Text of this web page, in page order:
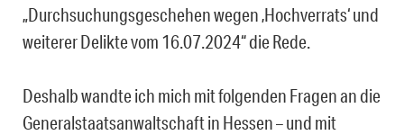
„Durchsuchungsgeschehen wegen ‚Hochverrats‘ und
weiterer Delikte vom 16.07.2024“ die Rede.
Deshalb wandte ich mich mit folgenden Fragen an die
Generalstaatsanwaltschaft in Hessen – und mit